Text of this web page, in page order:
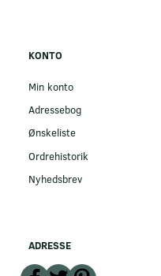
KONTO
Min konto
Adressebog
Ønskeliste
Ordrehistorik
Nyhedsbrev
ADRESSE